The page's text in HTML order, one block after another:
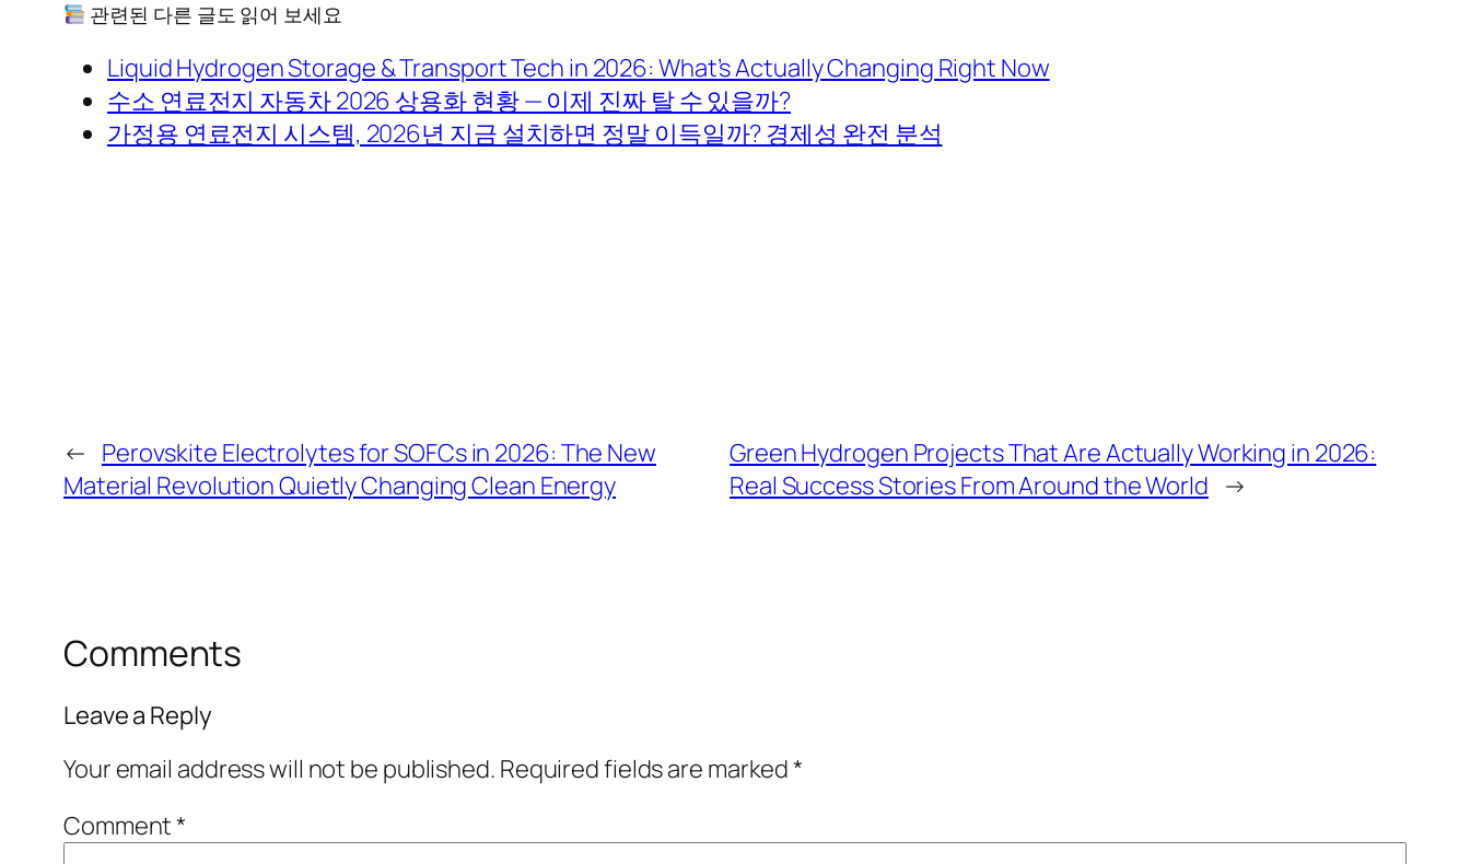
관련된 다른 글도 읽어 보세요
Liquid Hydrogen Storage & Transport Tech in 2026: What’s Actually Changing Right Now
수소 연료전지 자동차 2026 상용화 현황 — 이제 진짜 탈 수 있을까?
가정용 연료전지 시스템, 2026년 지금 설치하면 정말 이득일까? 경제성 완전 분석
← Perovskite Electrolytes for SOFCs in 2026: The New
Material Revolution Quietly Changing Clean Energy
Green Hydrogen Projects That Are Actually Working in 2026:
Real Success Stories From Around the World →
Comments
Leave a Reply
Your email address will not be published. Required fields are marked*
Comment*